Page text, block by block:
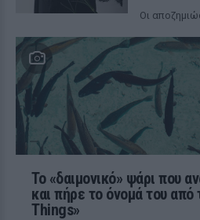
Οι
Το «δαιμονικό» ψάρι που
και πήρε το όνομά του
Things»